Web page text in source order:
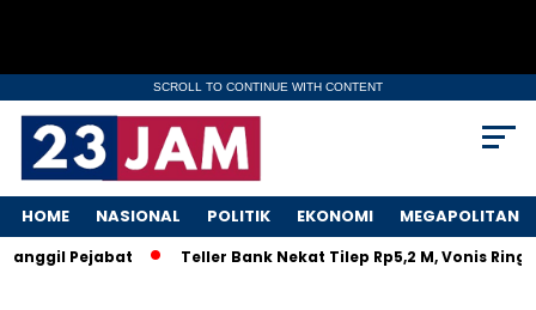
SCROLL TO CONTINUE WITH CONTENT
HOME NASIONAL POLITIK EKONOMI MEGAPOLITAN
Pejabat Teller Bank Nekat Tilep Rp5,2 M, Vonis Ringan